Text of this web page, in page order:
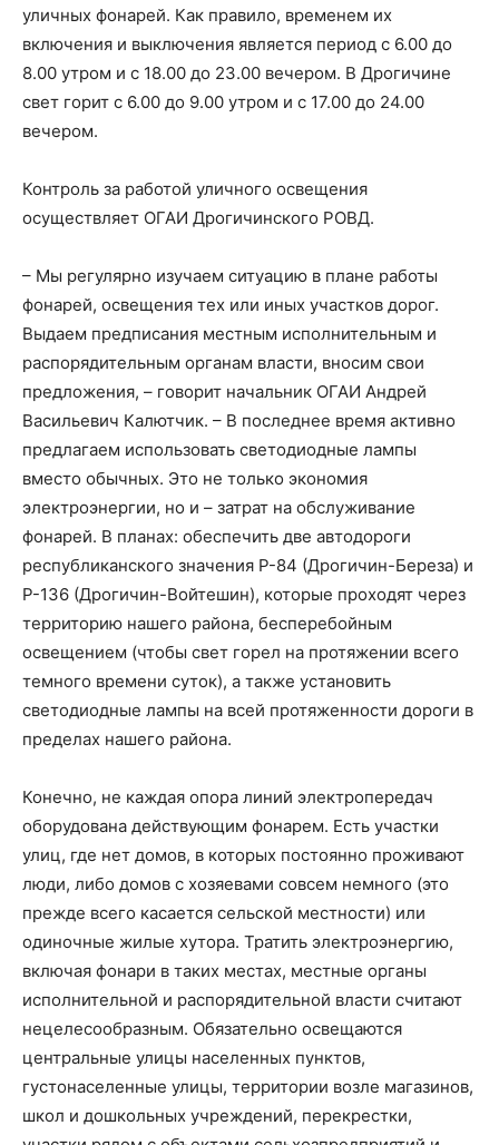
уличных фонарей. Как правило, временем их
включения и выключения является период с 6.00 до
8.00 утром и с 18.00 до 23.00 вечером. В Дрогичине
свет горит с 6.00 до 9.00 утром и с 17.00 до 24.00
вечером.
Контроль за работой уличного освещения
осуществляет ОГАИ Дрогичинского РОВД.
– Мы регулярно изучаем ситуацию в плане работы
фонарей, освещения тех или иных участков дорог.
Выдаем предписания местным исполнительным и
распорядительным органам власти, вносим свои
предложения, – говорит начальник ОГАИ Андрей
Васильевич Калютчик. – В последнее время активно
предлагаем использовать светодиодные лампы
вместо обычных. Это не только экономия
электроэнергии, но и – затрат на обслуживание
фонарей. В планах: обеспечить две автодороги
республиканского значения Р-84 (Дрогичин-Береза) и
Р-136 (Дрогичин-Войтешин), которые проходят через
территорию нашего района, бесперебойным
освещением (чтобы свет горел на протяжении всего
темного времени суток), а также установить
светодиодные лампы на всей протяженности дороги в
пределах нашего района.
Конечно, не каждая опора линий электропередач
оборудована действующим фонарем. Есть участки
улиц, где нет домов, в которых постоянно проживают
люди, либо домов с хозяевами совсем немного (это
прежде всего касается сельской местности) или
одиночные жилые хутора. Тратить электроэнергию,
включая фонари в таких местах, местные органы
исполнительной и распорядительной власти считают
нецелесообразным. Обязательно освещаются
центральные улицы населенных пунктов,
густонаселенные улицы, территории возле магазинов,
школ и дошкольных учреждений, перекрестки,